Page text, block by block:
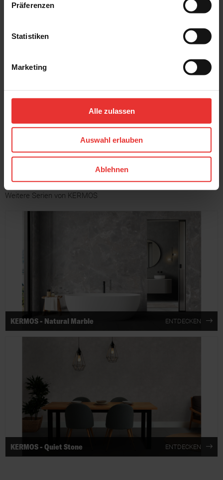
Präferenzen
Statistiken
Marketing
Alle zulassen
Auswahl erlauben
Ablehnen
Solana
Solana
mittelgrau - matt
Weitere Serien von KERMOS
KERMOS - Natural Marble ENTDECKEN
KERMOS - Quiet Stone ENTDECKEN